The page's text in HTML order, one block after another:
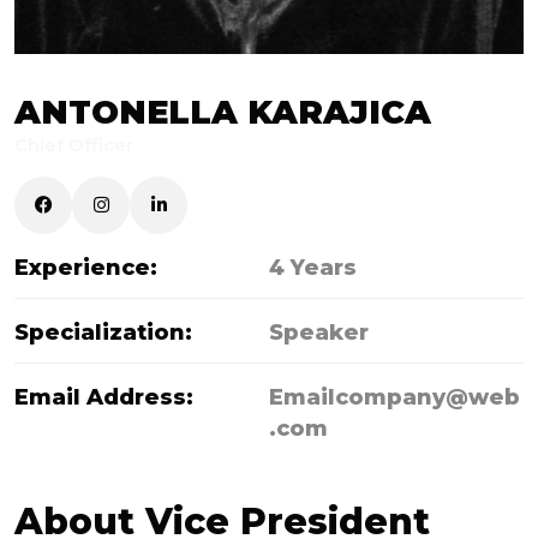
ANTONELLA KARAJICA
Experience: 4 Years
Specialization: Speaker
Email Address:
Emailcompany@web
.com
About Vice President